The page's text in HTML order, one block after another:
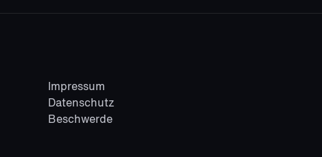
Impressum
Datenschutz
Beschwerde